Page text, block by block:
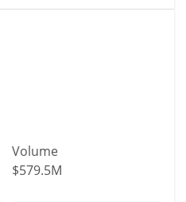
Volume
$579.5M